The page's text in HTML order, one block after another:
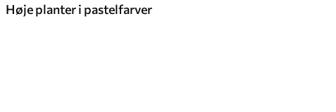
Høje planter i pastelfarver